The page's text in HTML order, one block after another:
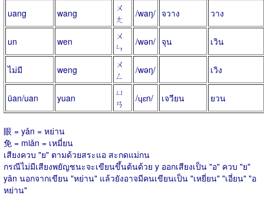
uang wang
ㄨ
ㄤ
/waŋ/ จวาง วาง
un wen
ㄨ
ㄣ
/wən/ จุน เวิน
ไม่มี weng
ㄨ
ㄥ
/wəŋ/ เวิง
üan/uan yuan
ㄩ
ㄢ
/ɥɛn/ เจวียน ยวน
眼 = yǎn = หย่าน
免 = miǎn = เหมี่ยน
เสียงควบ "ย" ตามด้วยสระแอ สะกดแม่กน
กรณีไม่มีเสียงพยัญชนะจะเขียนขึ้นต้นด้วย y ออกเสียงเป็น "อ" ควบ "ย"
yǎn นอกจากเขียน "หย่าน" แล้วยังอาจมีคนเขียนเป็น "เหยี่ยน" "เอี่ยน" "อ
หย่าน"